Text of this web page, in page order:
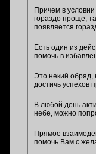
Причем в
гораздо проще,
появляется
Есть один из
помочь в
Это некий обряд,
достичь успехов
В любой день
небе, можно
Прямое
помочь Вам с